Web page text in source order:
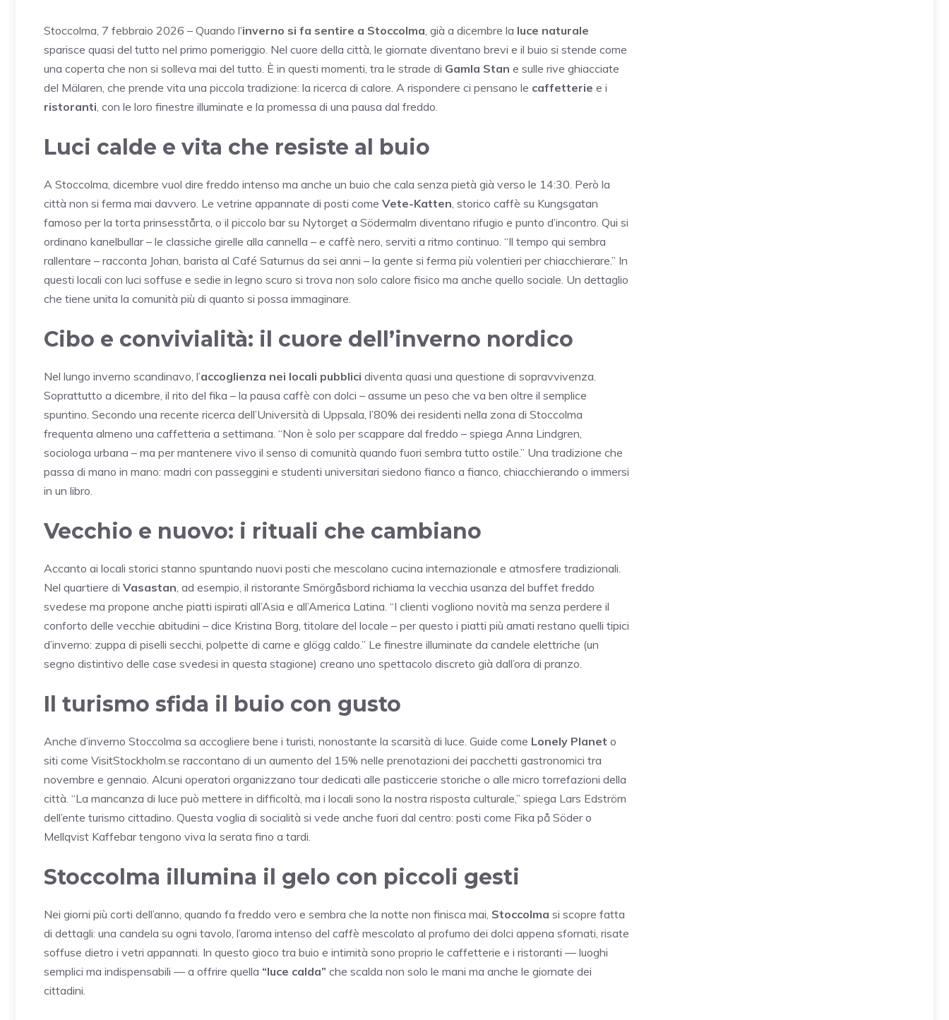
Stoccolma, 7 febbraio 2026 – Quando l’inverno si fa sentire a Stoccolma , già a dicembre la luce naturale
sparisce quasi del tutto nel primo pomeriggio. Nel cuore della città, le giornate diventano brevi e il buio si stende come
una coperta che non si solleva mai del tutto. È in questi momenti, tra le strade di Gamla Stan e sulle rive ghiacciate
del Mälaren, che prende vita una piccola tradizione: la ricerca di calore. A rispondere ci pensano le caffetterie e i
ristoranti , con le loro finestre illuminate e la promessa di una pausa dal freddo.
Luci calde e vita che resiste al buio
A Stoccolma, dicembre vuol dire freddo intenso ma anche un buio che cala senza pietà già verso le 14:30. Però la
città non si ferma mai davvero. Le vetrine appannate di posti come Vete-Katten , storico caffè su Kungsgatan
famoso per la torta prinsesstårta, o il piccolo bar su Nytorget a Södermalm diventano rifugio e punto d’incontro. Qui si
ordinano kanelbullar – le classiche girelle alla cannella – e caffè nero, serviti a ritmo continuo. “Il tempo qui sembra
rallentare – racconta Johan, barista al Café Saturnus da sei anni – la gente si ferma più volentieri per chiacchierare.” In
questi locali con luci soffuse e sedie in legno scuro si trova non solo calore fisico ma anche quello sociale. Un dettaglio
che tiene unita la comunità più di quanto si possa immaginare.
Cibo e convivialità: il cuore dell’inverno nordico
Nel lungo inverno scandinavo, l’accoglienza nei locali pubblici diventa quasi una questione di sopravvivenza.
Soprattutto a dicembre, il rito del fika – la pausa caffè con dolci – assume un peso che va ben oltre il semplice
spuntino. Secondo una recente ricerca dell’Università di Uppsala, l’80% dei residenti nella zona di Stoccolma
frequenta almeno una caffetteria a settimana. “Non è solo per scappare dal freddo – spiega Anna Lindgren,
sociologa urbana – ma per mantenere vivo il senso di comunità quando fuori sembra tutto ostile.” Una tradizione che
passa di mano in mano: madri con passeggini e studenti universitari siedono fianco a fianco, chiacchierando o immersi
in un libro.
Vecchio e nuovo: i rituali che cambiano
Accanto ai locali storici stanno spuntando nuovi posti che mescolano cucina internazionale e atmosfere tradizionali.
Nel quartiere di Vasastan , ad esempio, il ristorante Smörgåsbord richiama la vecchia usanza del buffet freddo
svedese ma propone anche piatti ispirati all’Asia e all’America Latina. “I clienti vogliono novità ma senza perdere il
conforto delle vecchie abitudini – dice Kristina Borg, titolare del locale – per questo i piatti più amati restano quelli tipici
d’inverno: zuppa di piselli secchi, polpette di carne e glögg caldo.” Le finestre illuminate da candele elettriche (un
segno distintivo delle case svedesi in questa stagione) creano uno spettacolo discreto già dall’ora di pranzo.
Il turismo sfida il buio con gusto
Anche d’inverno Stoccolma sa accogliere bene i turisti, nonostante la scarsità di luce. Guide come Lonely Planet o
siti come VisitStockholm.se raccontano di un aumento del 15% nelle prenotazioni dei pacchetti gastronomici tra
novembre e gennaio. Alcuni operatori organizzano tour dedicati alle pasticcerie storiche o alle micro torrefazioni della
città. “La mancanza di luce può mettere in difficoltà, ma i locali sono la nostra risposta culturale,” spiega Lars Edström
dell’ente turismo cittadino. Questa voglia di socialità si vede anche fuori dal centro: posti come Fika på Söder o
Mellqvist Kaffebar tengono viva la serata fino a tardi.
Stoccolma illumina il gelo con piccoli gesti
Nei giorni più corti dell’anno, quando fa freddo vero e sembra che la notte non finisca mai, Stoccolma si scopre fatta
di dettagli: una candela su ogni tavolo, l’aroma intenso del caffè mescolato al profumo dei dolci appena sfornati, risate
soffuse dietro i vetri appannati. In questo gioco tra buio e intimità sono proprio le caffetterie e i ristoranti — luoghi
semplici ma indispensabili — a offrire quella “luce calda” che scalda non solo le mani ma anche le giornate dei
cittadini.